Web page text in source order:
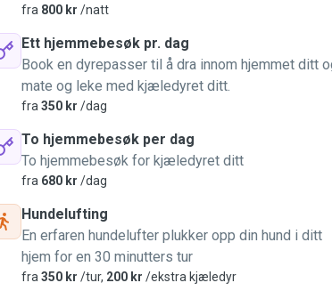
fra 800 kr /natt
Ett hjemmebesøk pr. dag
Book en dyrepasser til å dra innom hjemmet ditt
mate og leke med kjæledyret ditt.
fra 350 kr /dag
To hjemmebesøk per dag
To hjemmebesøk for kjæledyret ditt
fra 680 kr /dag
Hundelufting
En erfaren hundelufter plukker opp din hund i ditt
hjem for en 30 minutters tur
fra 350 kr /tur, 200 kr /ekstra kjæledyr